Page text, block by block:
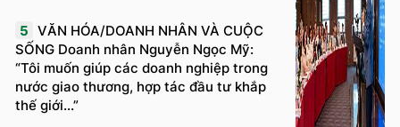
5 VĂN HÓA/DOANH NHÂN VÀ CUỘC
SỐNG Doanh nhân Nguyễn Ngọc Mỹ:
“Tôi muốn giúp các doanh nghiệp trong
nước giao thương, hợp tác đầu tư khắp
thế giới...”